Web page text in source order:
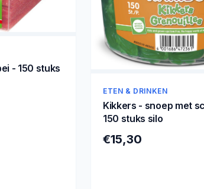
- 150 stuks
ETEN & DRINKEN
Kikkers - snoep met
150 stuks silo
€15,30